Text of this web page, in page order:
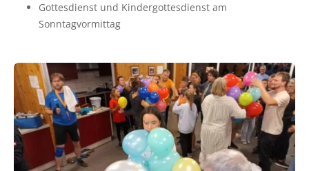
Gottesdienst und Kindergottesdienst am
Sonntagvormittag